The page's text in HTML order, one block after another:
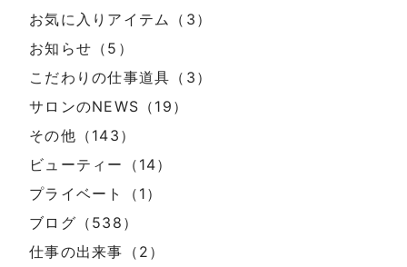
お気に入りアイテム（3）
お知らせ（5）
こだわりの仕事道具（3）
サロンのNEWS（19）
その他（143）
ビューティー（14）
プライベート（1）
ブログ（538）
仕事の出来事（2）